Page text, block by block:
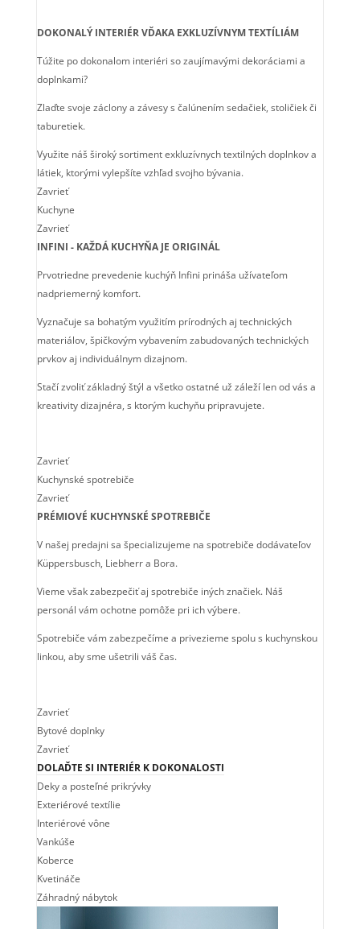
DOKONALÝ INTERIÉR VĎAKA EXKLUZÍVNYM TEXTÍLIÁM
Túžite po dokonalom interiéri so zaujímavými dekoráciami a
doplnkami?
Zlaďte svoje záclony a závesy s čalúnením sedačiek, stoličiek či
taburetiek.
Využite náš široký sortiment exkluzívnych textilných doplnkov a
látiek, ktorými vylepšíte vzhľad svojho bývania.
Zavrieť
Kuchyne
Zavrieť
INFINI - KAŽDÁ KUCHYŇA JE ORIGINÁL
Prvotriedne prevedenie kuchýň Infini prináša užívateľom
nadpriemerný komfort.
Vyznačuje sa bohatým využitím prírodných aj technických
materiálov, špičkovým vybavením zabudovaných technických
prvkov aj individuálnym dizajnom.
Stačí zvoliť základný štýl a všetko ostatné už záleží len od vás a
kreativity dizajnéra, s ktorým kuchyňu pripravujete.
Zavrieť
Kuchynské spotrebiče
Zavrieť
PRÉMIOVÉ KUCHYNSKÉ SPOTREBIČE
V našej predajni sa špecializujeme na spotrebiče dodávateľov
Küppersbusch, Liebherr a Bora.
Vieme však zabezpečiť aj spotrebiče iných značiek. Náš
personál vám ochotne pomôže pri ich výbere.
Spotrebiče vám zabezpečíme a privezieme spolu s kuchynskou
linkou, aby sme ušetrili váš čas.
Zavrieť
Bytové doplnky
Zavrieť
DOLAĎTE SI INTERIÉR K DOKONALOSTI
Deky a posteľné prikrývky
Exteriérové textílie
Interiérové vône
Vankúše
Koberce
Kvetináče
Záhradný nábytok